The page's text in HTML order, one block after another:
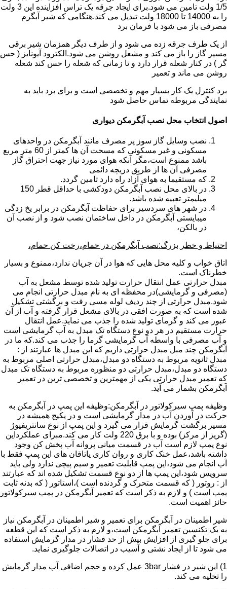
1/5 ولت تامین می شود.برای ایجاد جرقه یک تراس افزاینده این 3 ولت
را به 14000 تا 18000 ولت تبدیل می کند.هنگامی که شیر آبگرم
مصرفی باز می شود با فرمان برد
از یک طرف جرقه زده می شود و از طرف دیگر همزمان شیر برقی
مسیر گاز را باز می کند و مشعل روشن می شود.الکترود آیونایز ( حس
گر ) در کنار شعله قرار دارد و تا زمانی که شعله را حس کند شعله
روشن می ماند و تعمیر
برد کنترل یک کار بسیار مهم و تخصصی است و برای برد باید به
نمایندگی مربوطه تماس حاصل شود
اصول انتخاب محل نصب آبگرمکن دیواری
نصب وسایل گاز سوز پر مصرف مانند آبگرمکن در واحدهای
مسکونی و غیر مسکونی که مسحت آن ها کمتر از 60 متر مربع
باشد ممنوع است،مگر آنکه هوای مورد نیاز جهت احتراق گاز
مصرفی آن ها از طریق دریچه دائمی
که مستقیما به هوای آزاد راه دارد تامین گردد.
در بالای محل نصب آبگرمکن دودکشی با حداقل قطر 150
میلیمتر تعبیه شده باشد.
در شهر های سردسیر برای حفاظت آبگرمکن در برابر یخ زدگی
میبایستی آبگرمکن در داخل ساختمان نصب شود و از نصب آن
در بالکن،
احتیاط و خطر بزرگ:نصب آبگرمکن در حمام،رخت کن حمام،
اتاق خواب و کلیه محل هایی که هوا در آن جریان ندارد،ممنوع و بسیار
خطرناک است.
مبدل حرارتی عمل انتقال حرارت تولید شده توسط مشعل به آب
(مصرفی و گرمایشی)در محفظه ای به نام مبدل حرارتی انجام می
شود.مبدل حرارتی از چند ردیف لوله مسی رفت و برگشتی تشکیل
شده است که به صورت افقی در بالای مشعل قرار گرفته و آب از آن
عبور می کند و گرمای تولید شده را جذب می نماید.عمل انتقال
حرارت مستقیم در هر دو نوع دستگاه تک مبدل به آب گرمایشی است
و آب مصرفی با واسطه آب گرمایشی گرما را جذب می کند.که ما در
آبگرمکن چند مبل مبدل حرارتی داریم که این مبدل ها عبارتند از :
مبدل ثانویه مربوط به دستگاه دو مبدل،مبدل حرارتی اصلی مربوط به
دستگاه دو مبدل،مبدل حرارتی دو منظوره مربوط به دستگاه تک مبدل
که تعمیر مبدل حرارتی یکی از مهمترین و تخصصی ترین در تعمیر
آبگرمکن بشمار می آید.
وظیفه پمپ سیرکولاتور در آبگرمکن:وظیفه این پمپ در آبگرمکن به
حرکت در آوردن آب در مدار گرمایشی است و در پکیج همیشه در
مسیر برگشت گرمایش قرار می گیرد و این پمپ از نوع سانتریفیوژ
(گریز از مرکز) بوده و با برق 220 ولت کار می کند.مبرای عملکرداین
نوع پمپ لازم است آب در قسمت میانی پروانه آب پخش کن وجود
داشته باشد،عمل خنک کاری و روان کاری یاتاقان های این پمپ فقط با
آب انجام می شود،این پمپ قابلیت تعمیر و سیم پیچی ندارد ولی باید
سرویس شود،این پمپ ها از دو نوع قسمت تشکیل شده اند که عبارتند
از : روتور ( که قسمت متحرک و گردنده است )،استاتور ( که بدنه ثابت
پمپ است ) و لازم به ذکر است که تعمیر آبگرمکن در پمپ سیرکولاتور
حائز اهمیت است.
شیر اطمینان در آبگرمکن برای تعمیر و شیر اطمینان در آبگرمکن نیاز
به یک تکنسین تعمیر آبگرمکن است،و لازم به ذکر است که این قطعه
برای جلو گیری از افزایش بیش از حد فشار در مدار گرمایش استفاده
می شود تا از ایجاد نشتی و آسیب در اتصالات جلوگیری نماید.
1) این شیر در فشار 3bar عمل کرده و حجم اضافی آب مدار گرمایش
را تخلیه می کند.